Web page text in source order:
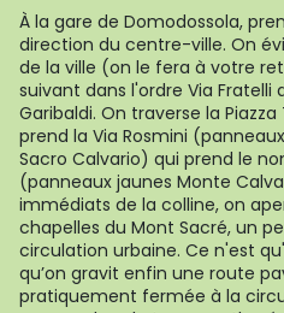
À la gare de Domodossola,
direction du centre-ville. On
de la ville (on le fera à votre
suivant dans l'ordre Via Fratelli
Garibaldi. On traverse la
prend la Via Rosmini
Sacro Calvario) qui prend le
(panneaux jaunes Monte
immédiats de la colline, on
chapelles du Mont Sacré, un
circulation urbaine. Ce n'est
qu’on gravit enfin une route
pratiquement fermée à la